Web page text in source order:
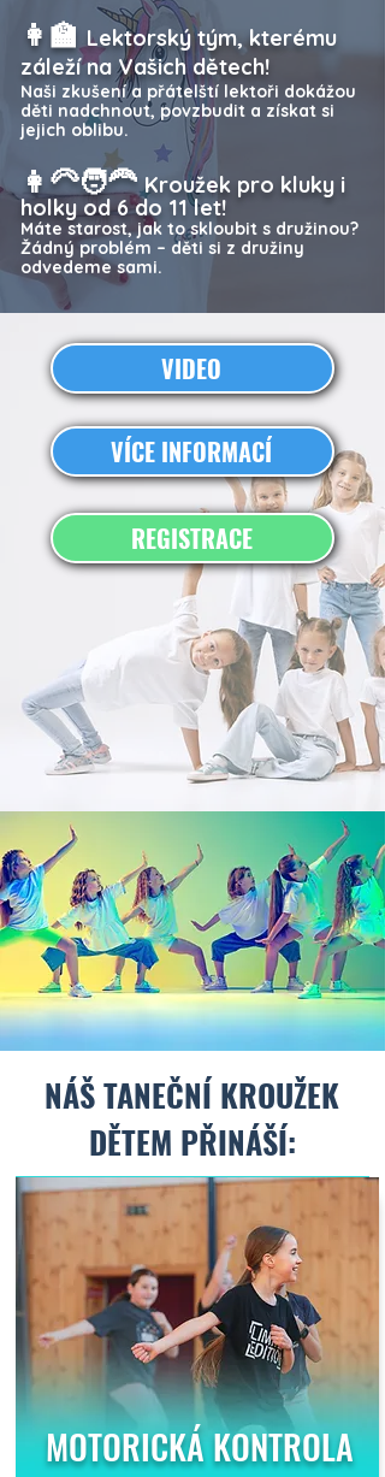
👩‍🏫 Lektorský tým, kterému
záleží na Vašich dětech!
Naši zkušení a přátelští lektoři dokážou
děti nadchnout, povzbudit a získat si
jejich oblibu.
👩‍🦳🧑‍🦰Kroužek pro kluky i
holky od 6 do 11 let!
Máte starost, jak to skloubit s družinou?
Žádný problém – děti si z družiny
odvedeme sami.
VIDEO
VÍCE INFORMACÍ
REGISTRACE
NÁŠ TANEČNÍ KROUŽEK
DĚTEM PŘINÁŠÍ:
MOTORICKÁ KONTROLA